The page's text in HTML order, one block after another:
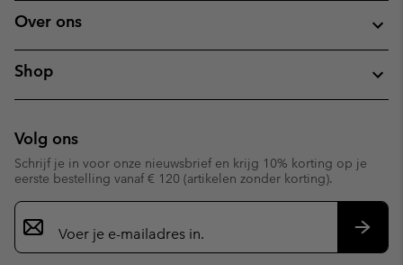
Over ons
Shop
Volg ons
Schrijf je in voor onze nieuwsbrief en krijg 10% korting op je
eerste bestelling vanaf € 120 (artikelen zonder korting).
Aanmelden
voor
e-